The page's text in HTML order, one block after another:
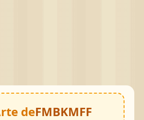
deFMBKMFF